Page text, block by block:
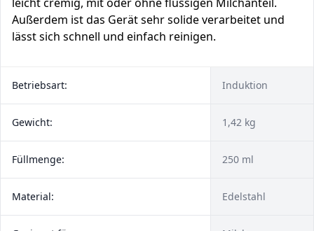
Außerdem ist das Gerät sehr solide ver­ar­bei­tet und
lässt sich schnell und einfach reinigen.
Betriebsart: Induktion
Gewicht: 1,42 kg
Füllmenge: 250 ml
Material: Edelstahl